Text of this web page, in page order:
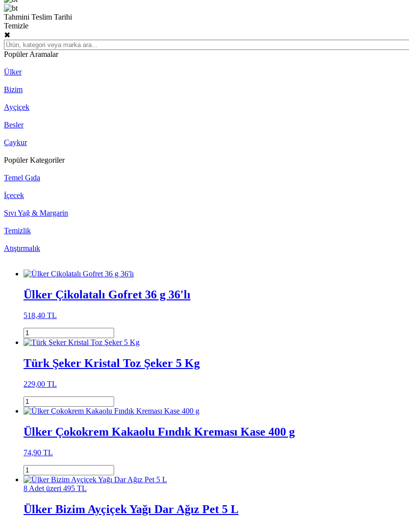
Tahmini Teslim Tarihi
Temizle
✖
Popüler Aramalar
Ülker
Bizim
Ayçiçek
Besler
Çaykur
Popüler Kategoriler
Temel Gıda
İçecek
Sıvı Yağ & Margarin
Temizlik
Atıştırmalık
Ülker Çikolatalı Gofret 36 g 36'lı
518,40 TL
Türk Şeker Kristal Toz Şeker 5 Kg
229,00 TL
Ülker Çokokrem Kakaolu Fındık Kreması Kase 400 g
74,90 TL
8 Adet üzeri 495 TL
Ülker Bizim Ayçiçek Yağı Dar Ağız Pet 5 L